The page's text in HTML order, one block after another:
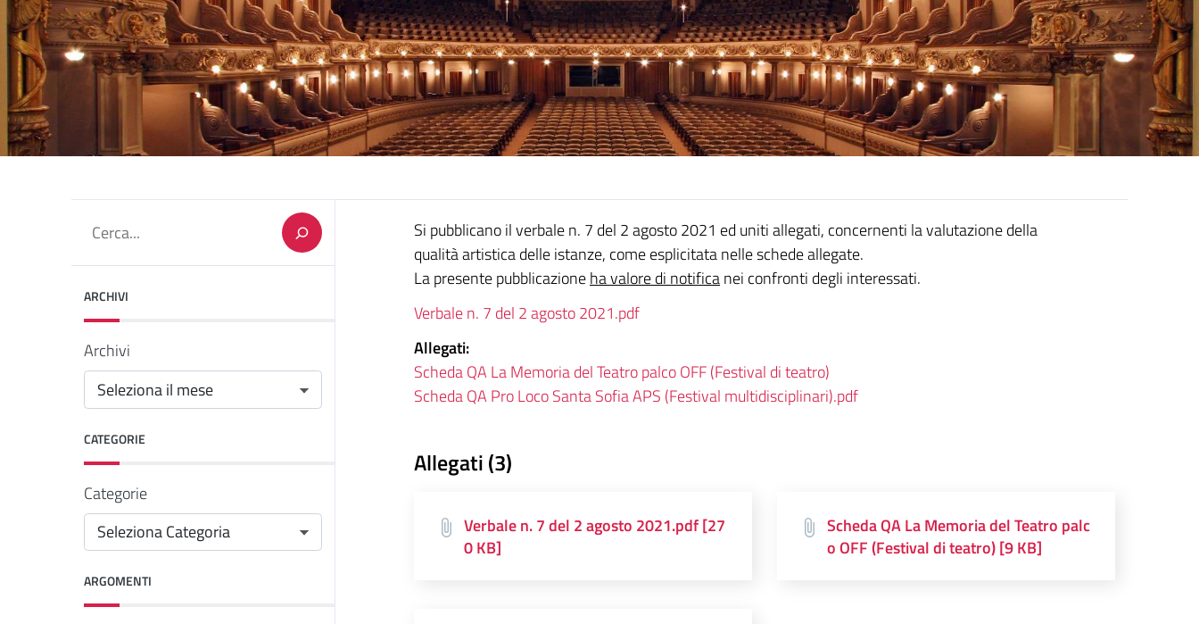
Cerca
ARCHIVI
Archivi
CATEGORIE
Categorie
ARGOMENTI
Si pubblicano il verbale n. 7 del 2 agosto 2021 ed uniti allegati, concernenti la valutazione della
qualità artistica delle istanze, come esplicitata nelle schede allegate.
La presente pubblicazioneha valore di notificanei confronti degli interessati.
Verbale n. 7 del 2 agosto 2021.pdf
Allegati:
Scheda QA La Memoria del Teatro palco OFF (Festival di teatro)
Scheda QA Pro Loco Santa Sofia APS (Festival multidisciplinari).pdf
Allegati (3)
Verbale n. 7 del 2 agosto 2021.pdf [27
0 KB]
Scheda QA La Memoria del Teatro palc
o OFF (Festival di teatro) [9 KB]